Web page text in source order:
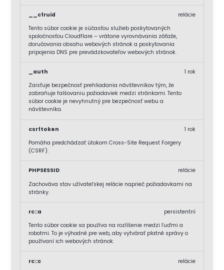
__cfruid
Tento súbor cookie je súčasťou služieb poskytovaných
spoločnosťou Cloudflare – vrátane vyrovnávania záťaže,
doručovania obsahu webových stránok a poskytovania
pripojenia DNS pre prevádzkovateľov webových stránok.
relácie
_auth
Zaisťuje bezpečnosť prehliadania návštevníkov tým, že
zabraňuje falšovaniu požiadaviek medzi stránkami. Tento
súbor cookie je nevyhnutný pre bezpečnosť webu a
návštevníka.
1 rok
csrftoken
Pomáha predchádzať útokom Cross-Site Request Forgery
(CSRF).
1 rok
PHPSESSID
Zachováva stav užívateľskej relácie naprieč požiadavkami na
stránky.
relácie
rc::a
Tento súbor cookie sa používa na rozlíšenie medzi ľuďmi a
robotmi. To je výhodné pre web, aby vytvárať platné správy o
používaní ich webových stránok.
persistentní
rc::c
relácie